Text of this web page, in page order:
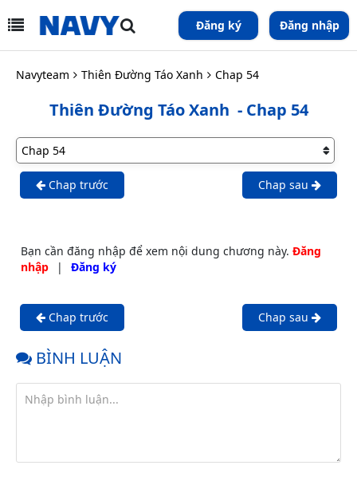
Đăng ký Đăng nhập
Navyteam Thiên Đường Táo Xanh Chap 54
Thiên Đường Táo Xanh - Chap 54
Chap trước Chap sau
Bạn cần đăng nhập để xem nội dung chương này. Đăng
nhập
| Đăng ký
Chap trước Chap sau
BÌNH LUẬN